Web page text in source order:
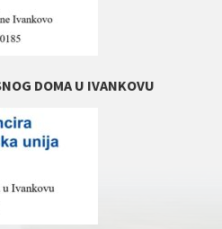
DOMA U IVANKOVU